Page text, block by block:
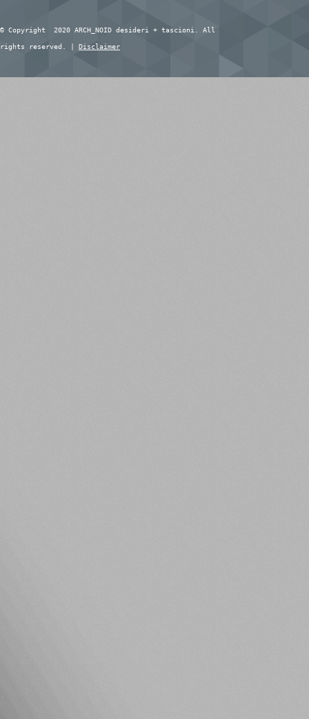
© Copyright 2020 ARCH_NOID desideri + tascioni. All
rights reserved. | Disclaimer